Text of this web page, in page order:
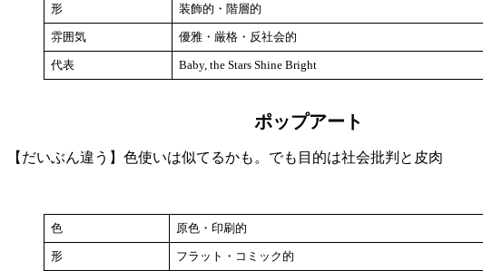
形 装飾的・階層的
雰囲気 優雅・厳格・反社会的
代表 Baby, the Stars Shine Bright
ポップアート
【だいぶん違う】色使いは似てるかも。でも目的は社会批判と皮肉
色 原色・印刷的
形 フラット・コミック的